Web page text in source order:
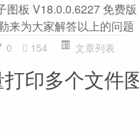
图板 V18.0.0.6227 免费
来为大家解答以上的问题
0 154 文章列表
印多个文件